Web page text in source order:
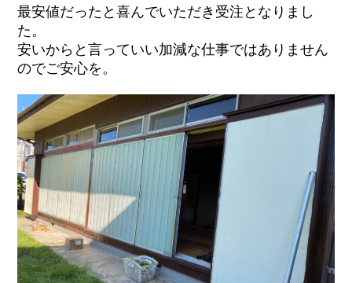
最安値だったと喜んでいただき受注となりまし
た。
安いからと言っていい加減な仕事ではありません
のでご安心を。